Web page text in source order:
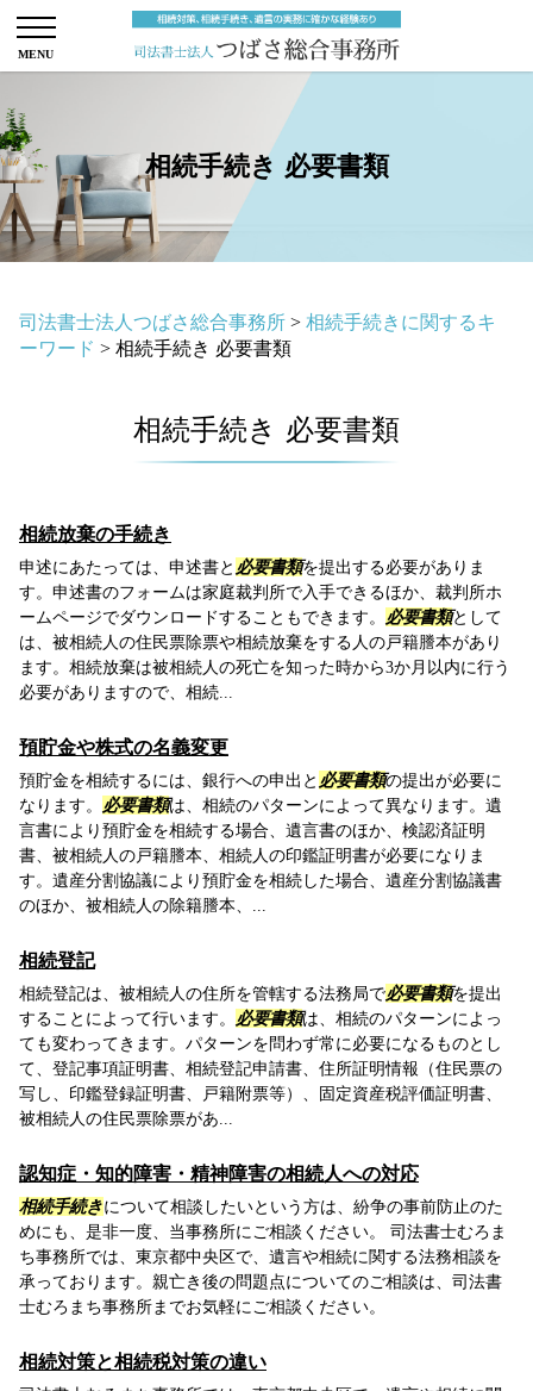
相続手続き 必要書類
司法書士法人つばさ総合事務所 > 相続手続きに関するキ
ーワード > 相続手続き 必要書類
相続手続き 必要書類
相続放棄の手続き
申述にあたっては、申述書と 必要書類を提出する必要がありま
す。申述書のフォームは家庭裁判所で入手できるほか、裁判所ホ
ームページでダウンロードすることもできます。 必要書類として
は、被相続人の住民票除票や相続放棄をする人の戸籍謄本があり
ます。相続放棄は被相続人の死亡を知った時から3か月以内に行う
必要がありますので、相続...
預貯金や株式の名義変更
預貯金を相続するには、銀行への申出と 必要書類の提出が必要に
なります。 必要書類は、相続のパターンによって異なります。遺
言書により預貯金を相続する場合、遺言書のほか、検認済証明
書、被相続人の戸籍謄本、相続人の印鑑証明書が必要になりま
す。遺産分割協議により預貯金を相続した場合、遺産分割協議書
のほか、被相続人の除籍謄本、...
相続登記
相続登記は、被相続人の住所を管轄する法務局で必要書類を提出
することによって行います。 必要書類は、相続のパターンによっ
ても変わってきます。パターンを問わず常に必要になるものとし
て、登記事項証明書、相続登記申請書、住所証明情報（住民票の
写し、印鑑登録証明書、戸籍附票等）、固定資産税評価証明書、
被相続人の住民票除票があ...
認知症・知的障害・精神障害の相続人への対応
相続手続きについて相談したいという方は、紛争の事前防止のた
めにも、是非一度、当事務所にご相談ください。 司法書士むろま
ち事務所では、東京都中央区で、遺言や相続に関する法務相談を
承っております。親亡き後の問題点についてのご相談は、司法書
士むろまち事務所までお気軽にご相談ください。
相続対策と相続税対策の違い